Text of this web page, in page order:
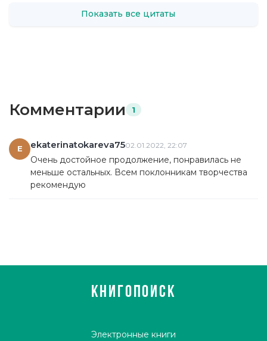
Показать все цитаты
Комментарии 1
E ekaterinatokareva7502.01.2022, 22:07
Очень достойное продолжение, понравилась не
меньше остальных. Всем поклонникам творчества
рекомендую
КНИГОПОИСК
Электронные книги